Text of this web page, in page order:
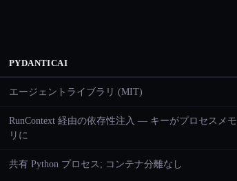
PYDANTICAI
エージェントライブラリ (MIT)
RunContext 経由の依存性注入 — キーがプロセスメモ
リに
共有 Python プロセス; コンテナ分離なし